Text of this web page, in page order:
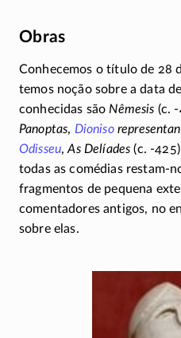
Obras
Conhecemos o título de 28
temos noção sobre a data
conhecidas são Nêmesis (c. -
Panoptas, Dioniso
Odisseu,As Delíades (c. -425)
todas as comédias restam-
fragmentos de pequena
comentadores antigos, no
sobre elas.